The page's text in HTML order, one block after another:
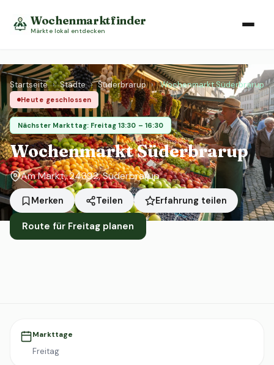
Wochenmarktfinder
Märkte lokal entdecken
Startseite › Städte › Süderbrarup › Wochenmarkt Süderbrarup
Heute geschlossen
Nächster Markttag: Freitag 13:30 – 16:30
Wochenmarkt Süderbrarup
Am Markt, 24392, Süderbrarup
Merken Teilen Erfahrung teilen
Route für Freitag planen
Markttage
Freitag